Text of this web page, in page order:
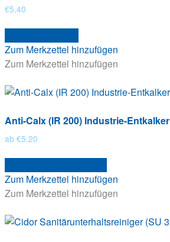
€5,40
Zum Merkzettel hinzufügen
Zum Merkzettel hinzufügen
Anti-Calx (IR 200) Industrie-Entkalker
ab €5,20
Dieses
Produkt
weist
mehrere
auf.
Zum Merkzettel hinzufügen
Zum Merkzettel hinzufügen